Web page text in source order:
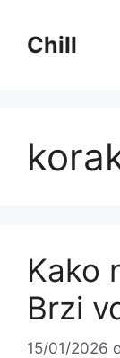
sadržajChill
Kako
Brzi
15/01/2026